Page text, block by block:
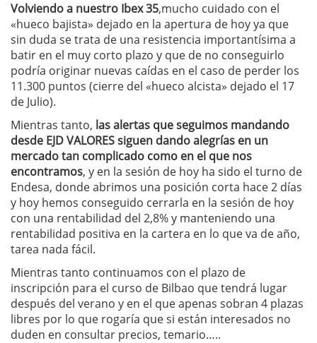
Volviendo a nuestro Ibex 35,mucho cuidado con el
«hueco bajista» dejado en la apertura de hoy ya que
sin duda se trata de una resistencia importantísima a
batir en el muy corto plazo y que de no conseguirlo
podría originar nuevas caídas en el caso de perder los
11.300 puntos (cierre del «hueco alcista» dejado el 17
de Julio).
Mientras tanto, las alertas que seguimos mandando
desde EJD VALORES siguen dando alegrías en un
mercado tan complicado como en el que nos
encontramos, y en la sesión de hoy ha sido el turno de
Endesa, donde abrimos una posición corta hace 2 días
y hoy hemos conseguido cerrarla en la sesión de hoy
con una rentabilidad del 2,8% y manteniendo una
rentabilidad positiva en la cartera en lo que va de año,
tarea nada fácil.
Mientras tanto continuamos con el plazo de
inscripción para el curso de Bilbao que tendrá lugar
después del verano y en el que apenas sobran 4 plazas
libres por lo que rogaría que si están interesados no
duden en consultar precios, temario…..